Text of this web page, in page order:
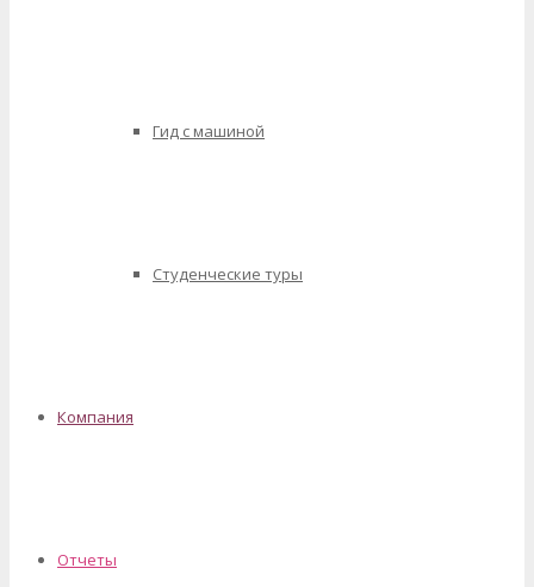
Гид с машиной
Студенческие туры
Компания
Отчеты